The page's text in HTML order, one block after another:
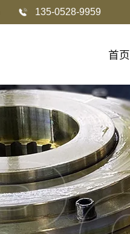
135-0528-9959
首页